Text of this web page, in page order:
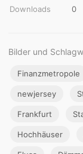
Downloads
0
Bilder und
Finanzmetropole
newjersey
Frankfurt
Hochhäuser